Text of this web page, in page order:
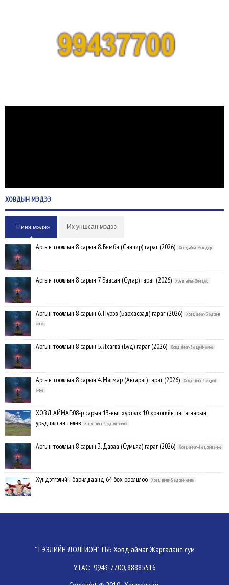
ХОВДЫНМЭДЭЭ
Шинэ мэдээ Их уншсан мэдээ
Аргын тооллын 8 сарын 8. Бямба (Санчир) гараг (2026) Ховд аймаг-Өчигдөр
Аргын тооллын 8 сарын 7. Баасан (Сугар) гараг (2026) Ховд аймаг-Өчигдөр
Аргын тооллын 8 сарын 6. Пүрэв (Бархасвад) гараг (2026)
Ховд аймаг-3 өдрийн
өмнө
Аргын тооллын 8 сарын 5. Лхагва (Буд) гараг (2026) Ховд аймаг-3 өдрийн өмнө
Аргын тооллын 8 сарын 4. Мягмар (Ангараг) гараг (2026)
Ховд аймаг-4 өдрийн
өмнө
ХОВД АЙМАГ:08-р сарын 13-ныг хүртэлх 10 хоногийн цаг агаарын
урьдчилсан төлөв
Ховд аймаг-4 өдрийн өмнө
Аргын тооллын 8 сарын 3. Даваа (Сумьяа) гараг (2026) Ховд аймаг-4 өдрийн өмнө
Хүндэтгэлийн барилдаанд 64 бөх оролцлоо Ховд аймаг-5 өдрийн өмнө
Улсын цол, чимэг хүртсэн бөхчүүд, харваачдад хүндэтгэл үзүүлэв
Ховд
Үндэсний сурын харвааны шилдгүүд тодорлоо
"ТЭЭЛИЙН ДОЛГИОН" ТББ Ховд аймаг Жаргалант сум
УТАС: 9943-7700, 88885516